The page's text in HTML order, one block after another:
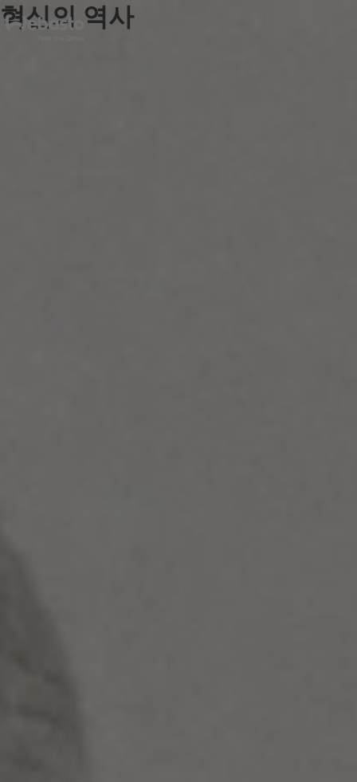
혁신의 역사